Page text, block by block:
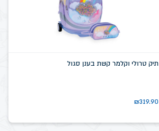
תיק טרולי וקלמר קשת בענן סגול
₪319.90